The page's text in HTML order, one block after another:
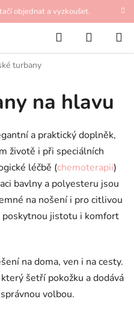
objednat a vyzkoušet.
Hledat
KOŠÍK
turbany
na hlavu
a praktický doplněk,
životě i při speciálních
léčbě (chemoterapii)
bavlny a polyesteru jsou
na nošení i pro citlivou
poskytnou jistotu i komfort
na doma, ven i na cesty.
šetří pokožku a dodává
volbou.